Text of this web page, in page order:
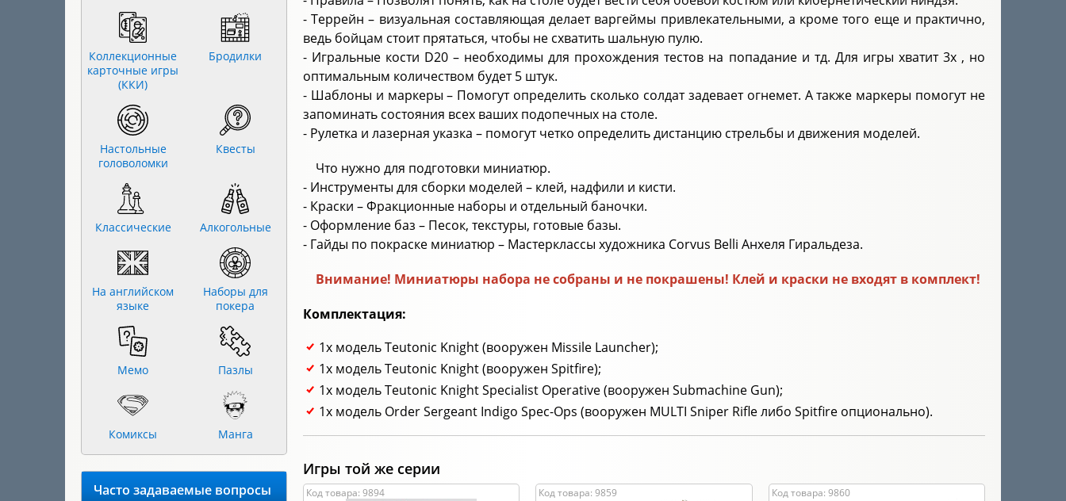
- Террейн – визуальная составляющая делает варгеймы привлекательными, а кроме того еще и практично,
ведь бойцам стоит прятаться, чтобы не схватить шальную пулю.
- Игральные кости D20 – необходимы для прохождения тестов на попадание и тд. Для игры хватит 3х , но
оптимальным количеством будет 5 штук.
- Шаблоны и маркеры – Помогут определить сколько солдат задевает огнемет. А также маркеры помогут не
запоминать состояния всех ваших подопечных на столе.
- Рулетка и лазерная указка – помогут четко определить дистанцию стрельбы и движения моделей.
Что нужно для подготовки миниатюр.
- Инструменты для сборки моделей – клей, надфили и кисти.
- Краски – Фракционные наборы и отдельный баночки.
- Оформление баз – Песок, текстуры, готовые базы.
- Гайды по покраске миниатюр – Мастерклассы художника Corvus Belli Анхеля Гиральдеза.
Внимание! Миниатюры набора не собраны и не покрашены! Клей и краски не входят в комплект!
Комплектация:
1х модель Teutonic Knight (вооружен Missile Launcher);
1х модель Teutonic Knight (вооружен Spitfire);
1х модель Teutonic Knight Specialist Operative (вооружен Submachine Gun);
1х модель Order Sergeant Indigo Spec-Ops (вооружен MULTI Sniper Rifle либо Spitfire опционально).
Игры той же серии
Код товара: 9894 Код товара: 9859 Код товара: 9860
Коллекционные
карточные игры
(ККИ)
Бродилки
Настольные
головоломки
Квесты
Классические Алкогольные
На английском
языке
Наборы для
покера
Мемо Пазлы
Комиксы Манга
Часто задаваемые вопросы